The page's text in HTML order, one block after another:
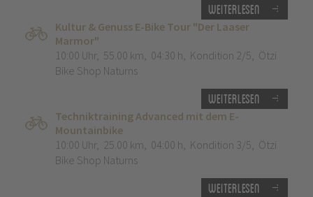
Weiterlesen
Kultur & Genuss E-Bike Tour "Der Laaser
Marmor"
10:00 Uhr, 55.00 km, 04:30 h, Kondition 2/5, Ötzi
Bike Shop Naturns
Weiterlesen
Techniktraining Advanced mit dem E-
Mountainbike
10:00 Uhr, 25.00 km, 04:00 h, Kondition 3/5, Ötzi
Bike Shop Naturns
Weiterlesen